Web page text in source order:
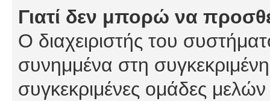
Γιατί δεν μπορώ να
Ο διαχειριστής του
συνημμένα στη
συγκεκριμένες ομάδες